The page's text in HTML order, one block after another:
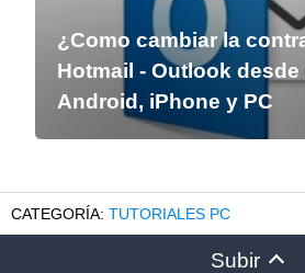
¿Como cambiar la
Hotmail - Outlook
Android, iPhone y PC
TUTORIALES PC
Subir